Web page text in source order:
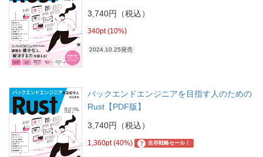
3,740円（税込）
340pt (10%)
2024.10.25発売
バックエンドエンジニアを目指す人のための
Rust【PDF版】
3,740円（税込）
1,360pt (40%) ? 生存戦略セール！